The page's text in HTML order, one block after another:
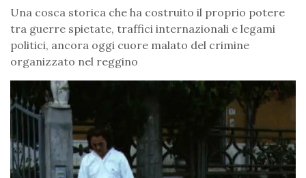
Una cosca storica che ha costruito il proprio potere
tra guerre spietate, traffici internazionali e legami
politici, ancora oggi cuore malato del crimine
organizzato nel reggino